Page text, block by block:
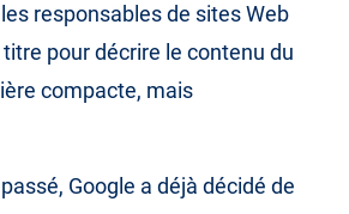
responsables de sites Web
pour décrire le contenu du
compacte, mais
Google a déjà décidé de